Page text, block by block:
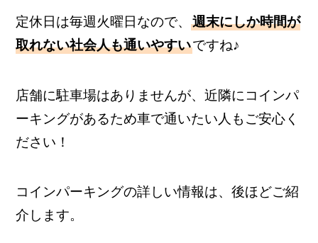
定休日は毎週火曜日なので、週末にしか時間が
取れない社会人も通いやすいですね♪
店舗に駐車場はありませんが、近隣にコインパ
ーキングがあるため車で通いたい人もご安心く
ださい！
コインパーキングの詳しい情報は、後ほどご紹
介します。